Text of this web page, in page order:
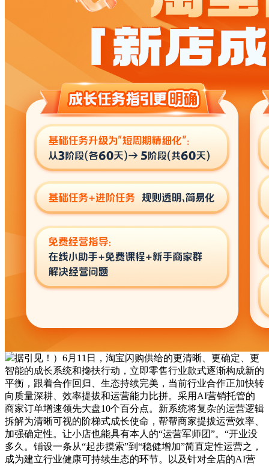
据引见！）6月11日，淘宝闪购供给的更清晰、更确定、更
智能的成长系统和搀扶行动，立即零售行业款式逐渐构成新的
平衡，跟着合作回归、生态持续完美，当前行业合作正加快转
向质量深耕、效率提拔和运营能力比拼。采用AI营销托管的
商家订单增速领先大盘10个百分点。新系统将复杂的运营逻辑
拆解为清晰可视的阶梯式成长使命，帮帮商家提拔运营效率、
加强确定性。让小店也能具有本人的“运营军师团”。“开业没
多久。铺设一条从“起步摸索”到“稳健增加”简直定性运营之，
成为建立行业健康可持续生态的环节。以及针对全店的AI营